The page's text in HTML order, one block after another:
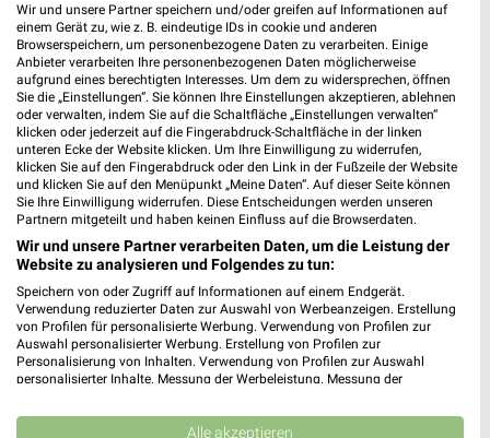
Wir und unsere Partner speichern und/oder greifen auf Informationen auf
einem Gerät zu, wie z. B. eindeutige IDs in cookie und anderen
Browserspeichern, um personenbezogene Daten zu verarbeiten. Einige
Anbieter verarbeiten Ihre personenbezogenen Daten möglicherweise
aufgrund eines berechtigten Interesses. Um dem zu widersprechen, öffnen
Sie die „Einstellungen“. Sie können Ihre Einstellungen akzeptieren, ablehnen
oder verwalten, indem Sie auf die Schaltfläche „Einstellungen verwalten“
klicken oder jederzeit auf die Fingerabdruck-Schaltfläche in der linken
unteren Ecke der Website klicken. Um Ihre Einwilligung zu widerrufen,
klicken Sie auf den Fingerabdruck oder den Link in der Fußzeile der Website
und klicken Sie auf den Menüpunkt „Meine Daten“. Auf dieser Seite können
Sie Ihre Einwilligung widerrufen. Diese Entscheidungen werden unseren
Partnern mitgeteilt und haben keinen Einfluss auf die Browserdaten.
Wir und unsere Partner verarbeiten Daten, um die Leistung der
Website zu analysieren und Folgendes zu tun:
Speichern von oder Zugriff auf Informationen auf einem Endgerät.
Verwendung reduzierter Daten zur Auswahl von Werbeanzeigen. Erstellung
von Profilen für personalisierte Werbung. Verwendung von Profilen zur
Auswahl personalisierter Werbung. Erstellung von Profilen zur
Personalisierung von Inhalten. Verwendung von Profilen zur Auswahl
personalisierter Inhalte. Messung der Werbeleistung. Messung der
Kombinationen von Daten aus verschiedenen Quellen. Entwicklung und
Verbesserung der Angebote. Verwendung reduzierter Daten zur Auswahl
Alle akzeptieren